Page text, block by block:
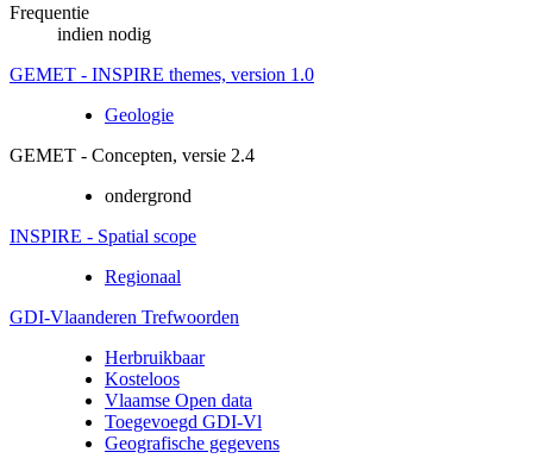
Frequentie
indien nodig
GEMET - INSPIRE themes, version 1.0
Geologie
GEMET - Concepten, versie 2.4
ondergrond
INSPIRE - Spatial scope
Regionaal
GDI-Vlaanderen Trefwoorden
Herbruikbaar
Kosteloos
Vlaamse Open data
Toegevoegd GDI-Vl
Geografische gegevens